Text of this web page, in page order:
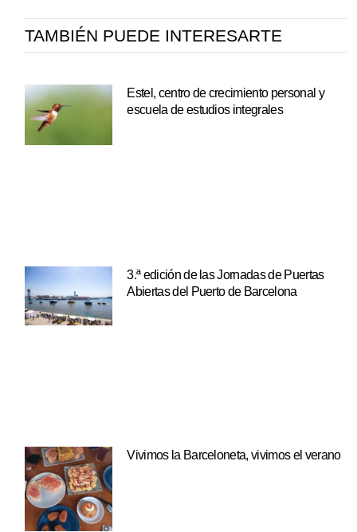
TAMBIÉN PUEDE INTERESARTE
Estel, centro de crecimiento personal y
escuela de estudios integrales
3.ª edición de las Jornadas de Puertas
Abiertas del Puerto de Barcelona
Vivimos la Barceloneta, vivimos el verano